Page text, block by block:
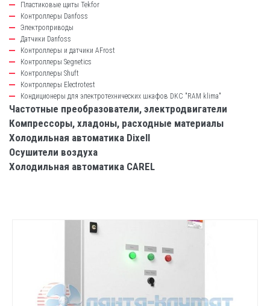
Пластиковые щиты Tekfor
Контроллеры Danfoss
Электроприводы
Датчики Danfoss
Контроллеры и датчики AFrost
Контроллеры Segnetics
Контроллеры Shuft
Контроллеры Electrotest
Кондиционеры для электротехнических шкафов DKC "RAM klima"
Частотные преобразователи, электродвигатели
Компрессоры, хладоны, расходные материалы
Холодильная автоматика Dixell
Осушители воздуха
Холодильная автоматика CAREL